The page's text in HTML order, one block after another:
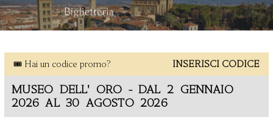
🎟 Hai un codice promo? INSERISCI CODICE
MUSEO DELL' ORO - DAL 2 GENNAIO
2026 AL 30 AGOSTO 2026